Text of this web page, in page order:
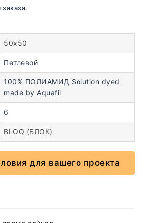
заказа.
50х50
Петлевой
100% ПОЛИАМИД Solution dyed
made by Aquafil
6
BLOQ (БЛОК)
для вашего проекта